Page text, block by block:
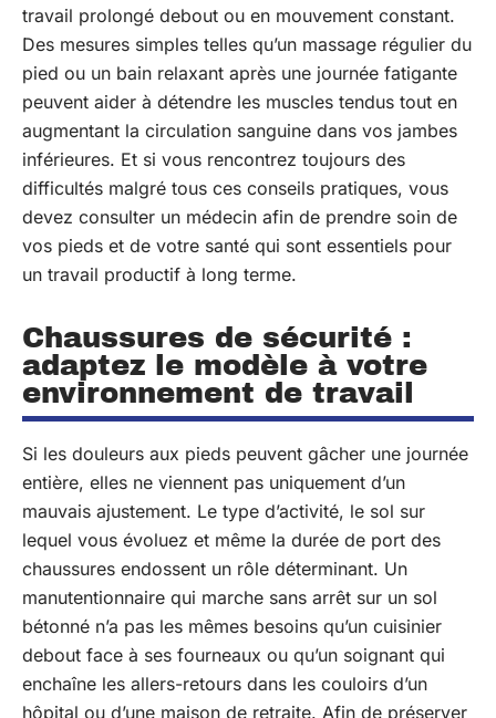
travail prolongé debout ou en mouvement constant.
Des mesures simples telles qu’un massage régulier du
pied ou un bain relaxant après une journée fatigante
peuvent aider à détendre les muscles tendus tout en
augmentant la circulation sanguine dans vos jambes
inférieures. Et si vous rencontrez toujours des
difficultés malgré tous ces conseils pratiques, vous
devez consulter un médecin afin de prendre soin de
vos pieds et de votre santé qui sont essentiels pour
un travail productif à long terme.
Chaussures de sécurité :
adaptez le modèle à votre
environnement de travail
Si les douleurs aux pieds peuvent gâcher une journée
entière, elles ne viennent pas uniquement d’un
mauvais ajustement. Le type d’activité, le sol sur
lequel vous évoluez et même la durée de port des
chaussures endossent un rôle déterminant. Un
manutentionnaire qui marche sans arrêt sur un sol
bétonné n’a pas les mêmes besoins qu’un cuisinier
debout face à ses fourneaux ou qu’un soignant qui
enchaîne les allers-retours dans les couloirs d’un
hôpital ou d’une maison de retraite. Afin de préserver